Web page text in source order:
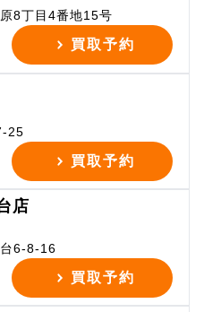
8丁目4番地15号
買取予約
25
買取予約
店
6-8-16
買取予約